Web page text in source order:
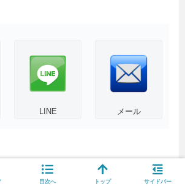
LINE メール
フ 目次へ トップ サイドバー